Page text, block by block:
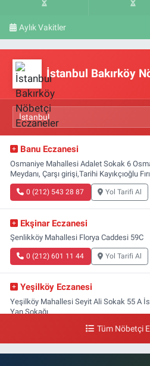
Aylık Vakitler
İstanbul Bakırköy
Banu Eczanesi
Osmaniye Mahallesi Adalet Sokak 6
Meydanı, Çarşı girişi,Tarihi Kayıkçıoğlu
0 (212) 543 28 87 Yol Tarifi Al
Ekşinar Eczanesi
Şenlikköy Mahallesi Florya Caddesi 59C
0 (212) 601 11 44 Yol Tarifi Al
Yeşilköy Eczanesi
Yeşilköy Mahallesi Seyit Ali Sokak 55 A
Yan Sokağı
Yol Tarifi Al
Tüm Nöbetçi